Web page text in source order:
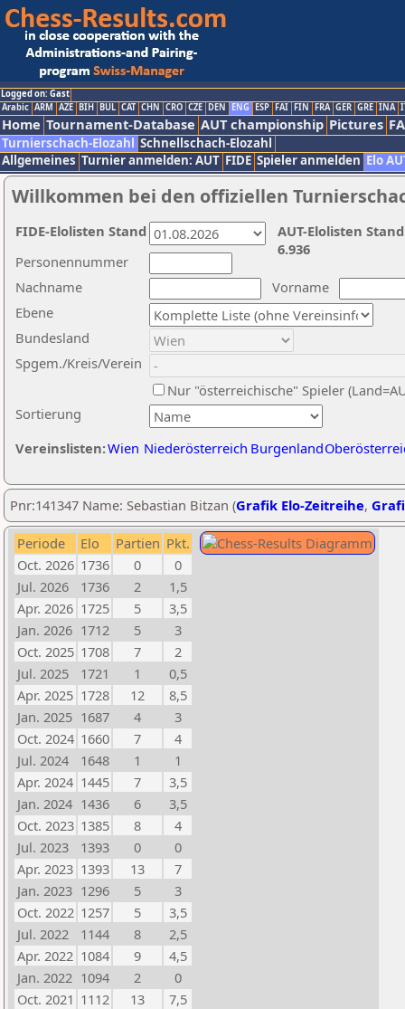
Logged on: Gast
Arabic ARM AZE BIH BUL CAT CHN CRO CZE DEN ENG ESP FAI FIN FRA GER GRE INA
Home Tournament-Database AUT championship Pictures
Turnierschach-Elozahl Schnellschach-Elozahl
Allgemeines Turnier anmelden: AUT FIDE Spieler anmelden Elo
Willkommen bei den offiziellen
Nachname
Vorname
Ebene
Sortierung
Personennummer
Bundesland
Spgem./Kreis/Verein
Nur "österreichische" Spieler
Vereinslisten:Wien Niederösterreich Burgenland
AUT-Elolisten
6.936
FIDE-Elolisten Stand
Pnr:141347 Name: Sebastian Bitzan (Grafik Elo-Zeitreihe,
Periode Elo Partien Pkt.
Oct. 2026 1736 0
0
Jul. 2026
1736 2
1,5
Apr. 2026 1725 5
3,5
Jan. 2026 1712 5
3
Oct. 2025 1708 7
2
Jul. 2025
1721 1
0,5
Apr. 2025 1728 12
8,5
Jan. 2025 1687 4
3
Oct. 2024 1660 7
4
Jul. 2024
1648 1
1
Apr. 2024 1445 7
3,5
Jan. 2024 1436 6
3,5
Oct. 2023 1385 8
4
Jul. 2023
1393 0
0
Apr. 2023 1393 13
7
Jan. 2023 1296 5
3
Oct. 2022 1257 5
3,5
Jul. 2022
1144 8
2,5
Apr. 2022 1084 9
4,5
Jan. 2022 1094 2
0
Oct. 2021 1112 13
7,5